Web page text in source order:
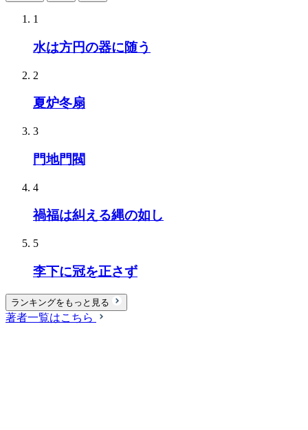
1
水は方円の器に随う
2
夏炉冬扇
3
門地門閥
4
禍福は糾える縄の如し
5
李下に冠を正さず
ランキングをもっと見る
著者一覧はこちら